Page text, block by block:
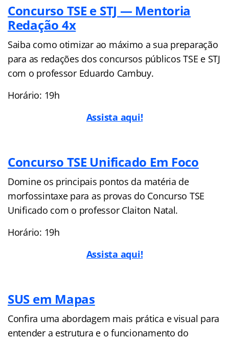
Concurso TSE e STJ — Mentoria
Redação 4x
Saiba como otimizar ao máximo a sua preparação
para as redações dos concursos públicos TSE e STJ
com o professor Eduardo Cambuy.
Horário: 19h
Assista aqui!
Concurso TSE Unificado Em Foco
Domine os principais pontos da matéria de
morfossintaxe para as provas do Concurso TSE
Unificado com o professor Claiton Natal.
Horário: 19h
Assista aqui!
SUS em Mapas
Confira uma abordagem mais prática e visual para
entender a estrutura e o funcionamento do